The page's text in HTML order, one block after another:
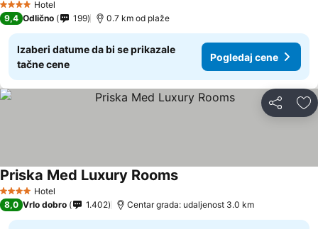
4 ZvezdiceHotel
9,4 Odlično 199 0.7 km od plaže
Izaberi datume da bi se prikazale
tačne cene
Pogledaj cene
Deli
4 ZvezdiceHotel
Priska Med Luxury RoomsPogledaj cene
8,0 Vrlo dobro 1.402 Centar grada: udaljenost 3.0 km